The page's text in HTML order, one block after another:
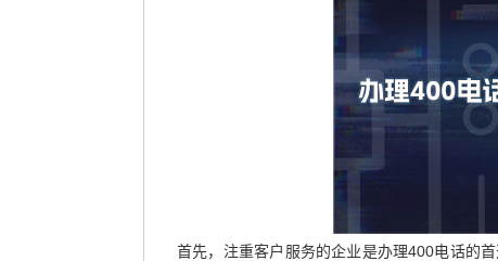
首先，注重客户服务的企业是办理400电话的